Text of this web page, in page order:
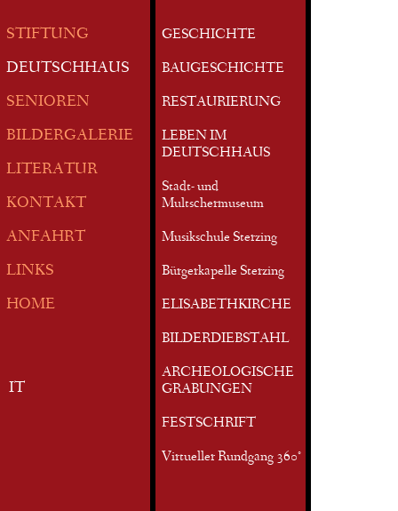
STIFTUNG
DEUTSCHHAUS
SENIOREN
BILDERGALERIE
LITERATUR
KONTAKT
ANFAHRT
LINKS
HOME
IT
GESCHICHTE
BAUGESCHICHTE
RESTAURIERUNG
LEBEN IM
DEUTSCHHAUS
Stadt- und
Multschermuseum
Musikschule Sterzing
Bürgerkapelle Sterzing
ELISABETHKIRCHE
BILDERDIEBSTAHL
ARCHEOLOGISCHE
GRABUNGEN
FESTSCHRIFT
Virtueller Rundgang 360°